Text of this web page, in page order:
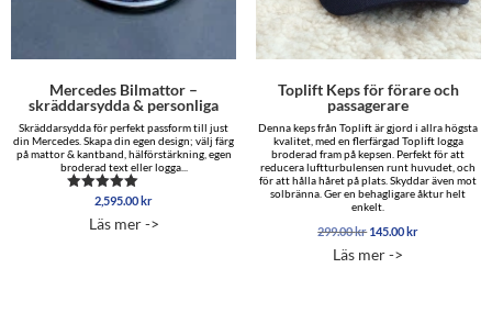
Mercedes Bilmattor –
skräddarsydda & personliga
Skräddarsydda för perfekt passform till just
din Mercedes. Skapa din egen design; välj färg
på mattor & kantband, hälförstärkning, egen
broderad text eller logga...
Betygsatt
av 5
2,595.00kr
Läs mer ->
Toplift Keps för förare och
passagerare
Denna keps från Toplift är gjord i allra högsta
kvalitet, med en flerfärgad Toplift logga
broderad fram på kepsen. Perfekt för att
reducera luftturbulensen runt huvudet, och
för att hålla håret på plats. Skyddar även mot
solbränna. Ger en behagligare åktur helt
enkelt.
299.00kr Det
priset
145.00krDet
Läs mer ->